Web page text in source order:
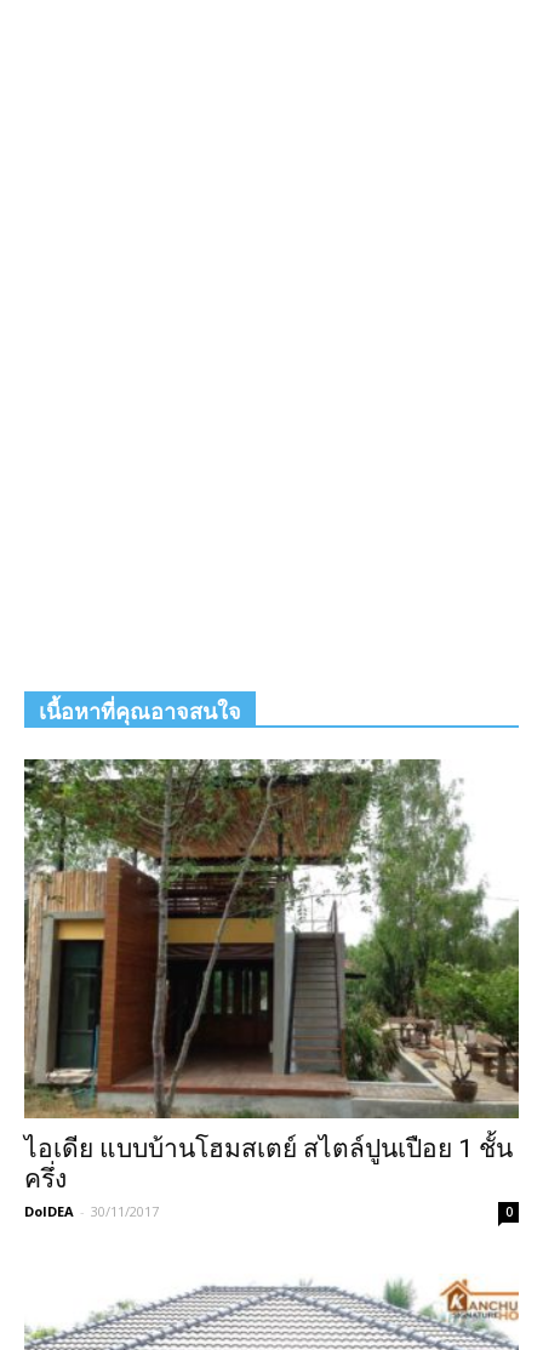
เนื้อหาที่คุณอาจสนใจ
ไอเดีย แบบบ้านโฮมสเตย์ สไตล์ปูนเปือย 1 ชั้น
ครึ่ง
DoIDEA - 30/11/2017 0